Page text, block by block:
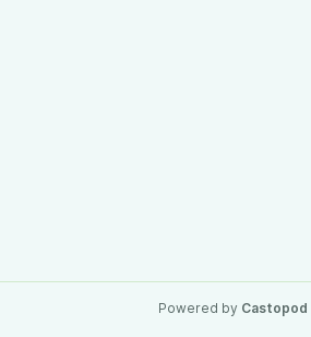
Powered by Castopod